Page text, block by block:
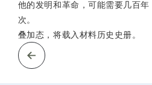
他的发明和革命，可能需要几百
次。
叠加态，将载入材料历史史册。